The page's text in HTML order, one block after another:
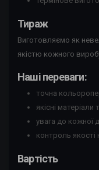
Тираж
Виготовляємо як
якістю кожного
Наші переваги:
точна
якісні
увага до кожної
контроль якості
Вартість